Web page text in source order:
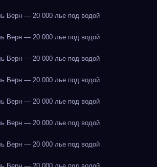
Верн — 20 000 лье под водой
Верн — 20 000 лье под водой
Верн — 20 000 лье под водой
Верн — 20 000 лье под водой
Верн — 20 000 лье под водой
Верн — 20 000 лье под водой
Верн — 20 000 лье под водой